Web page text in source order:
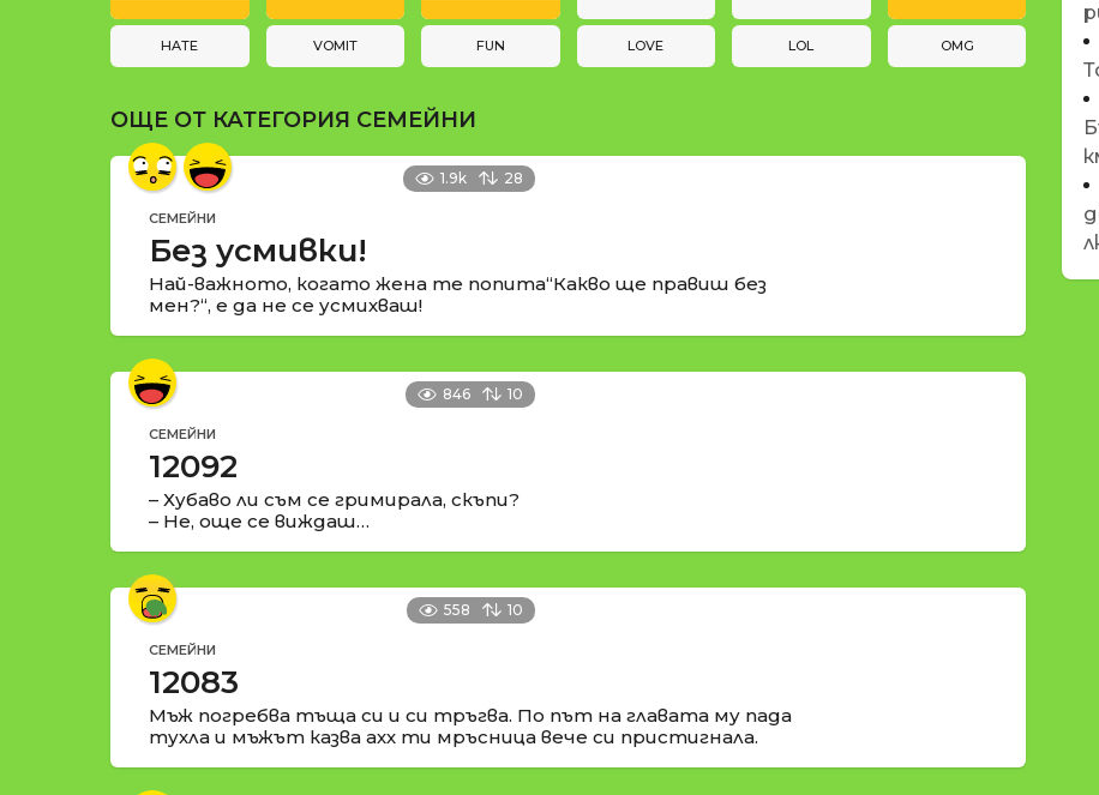
t
i
n
HATE VOMIT FUN LOVE LOL OMG
ОЩЕ ОТ КАТЕГОРИЯ СЕМЕЙНИ
1.9k 28
СЕМЕЙНИ
Без усмивки!
Най-важното, когато жена те попита“Какво ще правиш без
мен?“, е да не се усмихваш!
846 10
СЕМЕЙНИ
12092
– Хубаво ли съм се гримирала, скъпи?
– Не, още се виждаш…
558 10
СЕМЕЙНИ
12083
Мъж погребва тъща си и си тръгва. По път на главата му пада
тухла и мъжът казва ахх ти мръсница вече си пристигнала.